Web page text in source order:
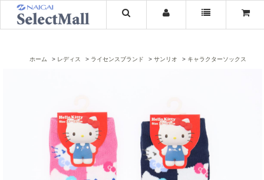
ホーム レディス ライセンスブランド サンリオ キャラクターソックス